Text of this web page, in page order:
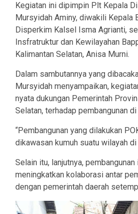
Kegiatan ini dipimpin Plt Kepala
Mursyidah Aminy, diwakili Kepala
Disperkim Kalsel Isma Agrianti,
Insfratruktur dan Kewilayahan
Kalimantan Selatan, Anisa Murni.
Dalam sambutannya yang
Mursyidah menyampaikan,
nyata dukungan Pemerintah
Selatan, terhadap pembangunan di
“Pembangunan yang dilakukan
dikawasan kumuh suatu wilayah di
Selain itu, lanjutnya, pembangunan
meningkatkan kolaborasi antar
dengan pemerintah daerah